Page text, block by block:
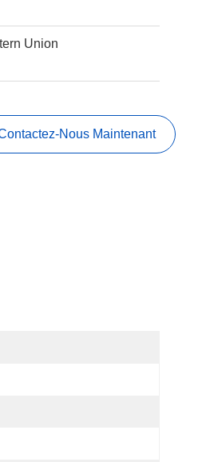
Union
Nous Maintenant